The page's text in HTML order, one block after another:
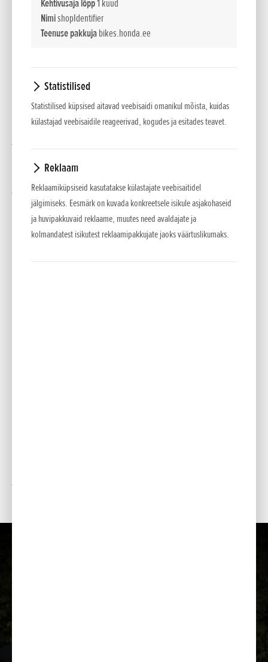
Kehtivusaja lõpp1 kuud
NimishopIdentifier
Teenuse pakkujabikes.honda.ee
Statistilised
Statistilised küpsised aitavad veebisaidi omanikul mõista, kuidas
külastajad veebisaidile reageerivad, kogudes ja esitades teavet.
Reklaam
Reklaamiküpsiseid kasutatakse külastajate veebisaitidel
jälgimiseks. Eesmärk on kuvada konkreetsele isikule asjakohaseid
ja huvipakkuvaid reklaame, muutes need avaldajate ja
kolmandatest isikutest reklaamipakkujate jaoks väärtuslikumaks.
alumiiniumraam ja Cota 4RT260 mudelil äraproovitud
pöördõlg.
nüüd mugavam ja sellega on seiklusradadel lihtsam sõita.
Teine ergonoomika aspekt selle mudeli juures on see, et
sõitmise palju mugavamaks. Mugavust lisavad ka laiemad
jalatoed.
Hõlpsasti eemaldatava sadula all on palju ruumi pagasile,
sinna mahub jope, kindad ja muud pikemal sõidul